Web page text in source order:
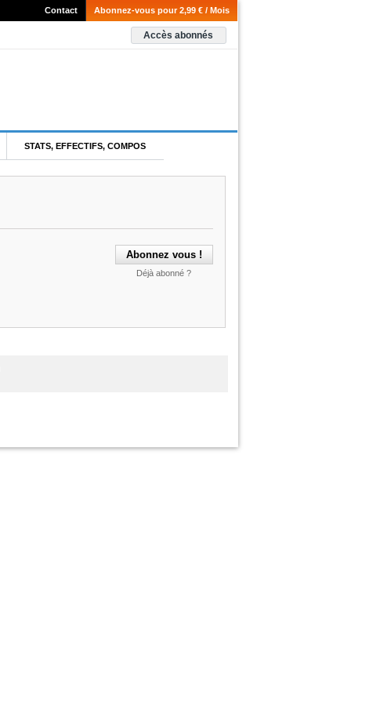
Abonnez-vous pour 2,99 € / Mois
Contact
Accès abonnés
STATS, EFFECTIFS, COMPOS
Déjà abonné ?